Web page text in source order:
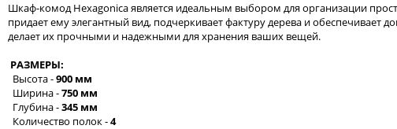
Шкаф-комод Hexagonica является идеальным выбором для организации
придает ему элегантный вид, подчеркивает фактуру дерева и
делает их прочными и надежными для хранения ваших вещей.
РАЗМЕРЫ:
Высота -900 мм
Ширина -750 мм
Глубина -345 мм
Количество полок -4